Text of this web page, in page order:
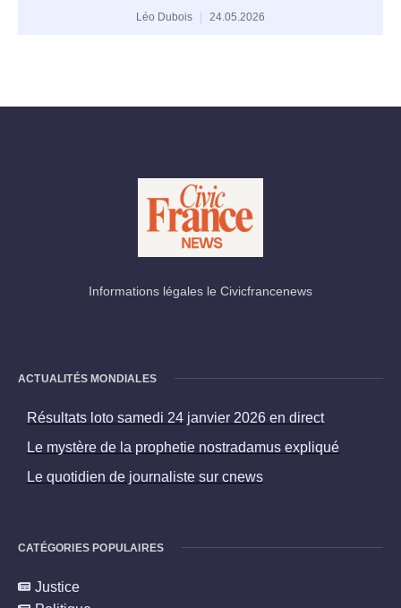
Léo Dubois 24.05.2026
Informations légales le Civicfrancenews
ACTUALITÉS MONDIALES
Résultats loto samedi 24 janvier 2026 en direct
Le mystère de la prophetie nostradamus expliqué
Le quotidien de journaliste sur cnews
CATÉGORIES POPULAIRES
Justice